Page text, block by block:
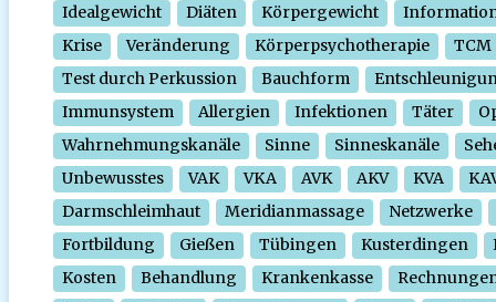
Idealgewicht
Diäten Körpergewicht
Krise
Veränderung Körperpsychotherapie
TCM
Test durch Perkussion
Bauchform
Immunsystem
Allergien Infektionen Täter
Wahrnehmungskanäle
Sinne Sinneskanäle
Unbewusstes
VAK VKA AVK AKV KVA
Darmschleimhaut
Meridianmassage
Netzwerke
Fortbildung
Gießen Tübingen Kusterdingen
Kosten
Behandlung Krankenkasse